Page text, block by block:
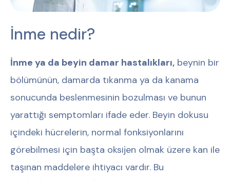
İnme nedir?
İnme ya da beyin damar hastalıkları, beynin bir
bölümünün, damarda tıkanma ya da kanama
sonucunda beslenmesinin bozulması ve bunun
yarattığı semptomları ifade eder. Beyin dokusu
içindeki hücrelerin, normal fonksiyonlarını
görebilmesi için başta oksijen olmak üzere kan ile
taşınan maddelere ihtiyacı vardır. Bu